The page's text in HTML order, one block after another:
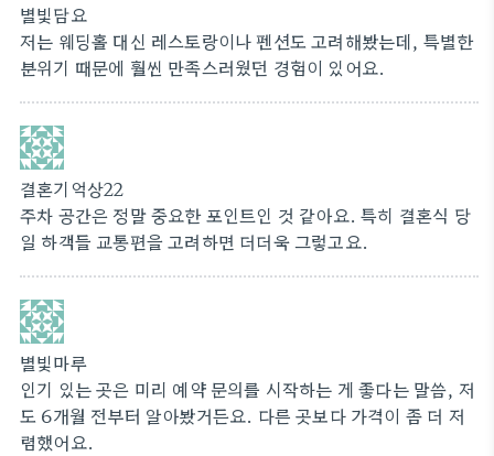
별빛담요
저는 웨딩홀 대신 레스토랑이나 펜션도 고려해봤는데, 특별한
분위기 때문에 훨씬 만족스러웠던 경험이 있어요.
결혼기억상22
주차 공간은 정말 중요한 포인트인 것 같아요. 특히 결혼식 당
일 하객들 교통편을 고려하면 더더욱 그렇고요.
별빛마루
인기 있는 곳은 미리 예약 문의를 시작하는 게 좋다는 말씀, 저
도 6개월 전부터 알아봤거든요. 다른 곳보다 가격이 좀 더 저
렴했어요.